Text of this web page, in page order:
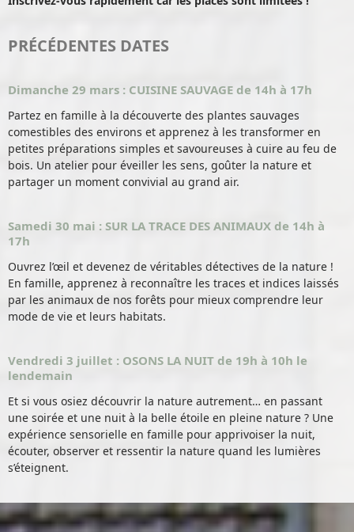
PRÉCÉDENTES DATES
Dimanche 29 mars : CUISINE SAUVAGE de 14h à 17h
Partez en famille à la découverte des plantes sauvages
comestibles des environs et apprenez à les transformer en
petites préparations simples et savoureuses à cuire au feu de
bois. Un atelier pour éveiller les sens, goûter la nature et
partager un moment convivial au grand air.
Samedi 30 mai : SUR LA TRACE DES ANIMAUX de 14h à
17h
Ouvrez l’œil et devenez de véritables détectives de la nature !
En famille, apprenez à reconnaître les traces et indices laissés
par les animaux de nos forêts pour mieux comprendre leur
mode de vie et leurs habitats.
Vendredi 3 juillet : OSONS LA NUIT de 19h à 10h le
lendemain
Et si vous osiez découvrir la nature autrement… en passant
une soirée et une nuit à la belle étoile en pleine nature ? Une
expérience sensorielle en famille pour apprivoiser la nuit,
écouter, observer et ressentir la nature quand les lumières
s’éteignent.